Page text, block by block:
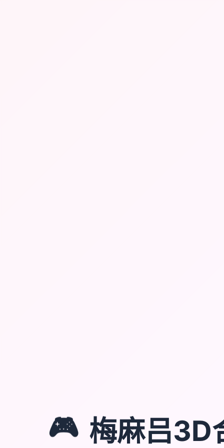
🎮 梅麻吕3D